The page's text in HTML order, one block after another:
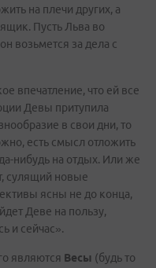
на плечи других, а
Пусть Льва во
возьмется за дела с
впечатление, что ей все
Девы притупила
в свои дни, то
есть смысл отложить
нибудь на отдых. Или же
сулящий новые
ясны не до конца,
Деве на пользу,
и сейчас».
являются Весы (будь то